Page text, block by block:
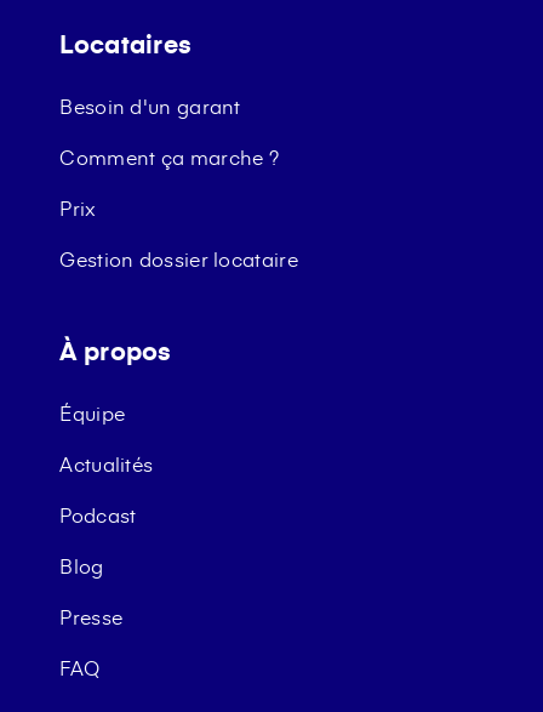
Locataires
Besoin d'un garant
Comment ça marche ?
Prix
Gestion dossier locataire
À propos
Équipe
Actualités
Podcast
Blog
Presse
FAQ